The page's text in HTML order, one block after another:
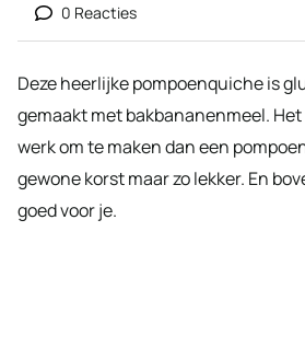
0 Reacties
Deze heerlijke pompoenquiche is
gemaakt met bakbananenmeel.
werk om te maken dan een
gewone korst maar zo lekker. En
goed voor je.